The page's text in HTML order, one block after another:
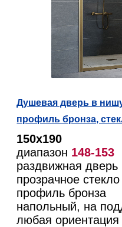
Душевая дверь в
профиль бронза,
150х190
диапазон 148-153
раздвижная дверь
прозрачное
профиль бронза
напольный, на
любая ориентация